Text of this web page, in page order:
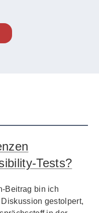
Tests?
Beitrag bin ich
gestolpert,